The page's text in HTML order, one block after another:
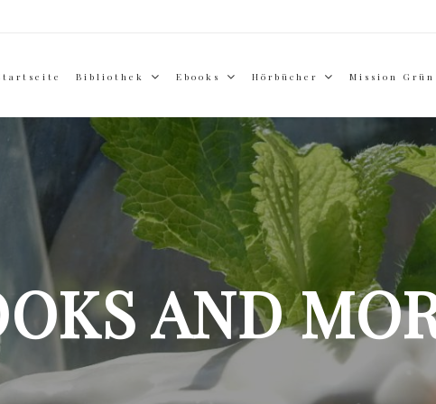
Bibliothek Ebooks Hörbücher Mission Grün
AND